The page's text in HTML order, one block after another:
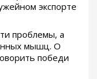
экспорте
проблемы, а
мышц. О
победи